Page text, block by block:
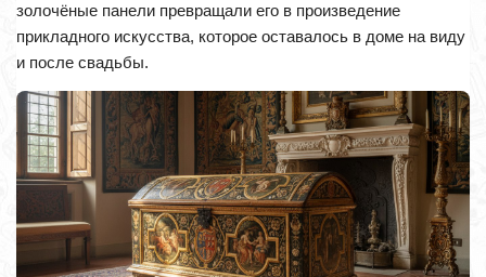
золочёные панели превращали его в произведение
прикладного искусства, которое оставалось в доме на виду
и после свадьбы.